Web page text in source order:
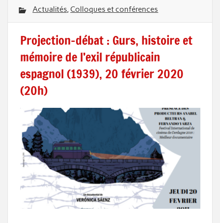
Actualités, Colloques et conférences
Projection-débat : Gurs, histoire et
mémoire de l’exil républicain
espagnol (1939), 20 février 2020
(20h)